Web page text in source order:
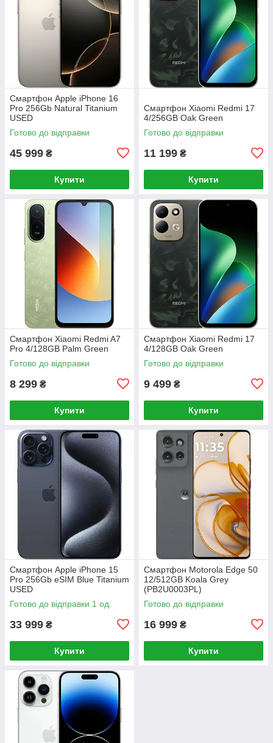
Смартфон Apple iPhone 16
Pro 256Gb Natural Titanium
USED
Готово до відправки
45 999 ₴
Купити
Смартфон Xiaomi Redmi 17
4/256GB Oak Green
Готово до відправки
11 199 ₴
Купити
Смартфон Xiaomi Redmi A7
Pro 4/128GB Palm Green
Готово до відправки
8 299 ₴
Купити
Смартфон Xiaomi Redmi 17
4/128GB Oak Green
Готово до відправки
9 499 ₴
Купити
Смартфон Apple iPhone 15
Pro 256Gb eSIM Blue Titanium
USED
Готово до відправки 1 од.
33 999 ₴
Купити
Смартфон Motorola Edge 50
12/512GB Koala Grey
(PB2U0003PL)
Готово до відправки
16 999 ₴
Купити